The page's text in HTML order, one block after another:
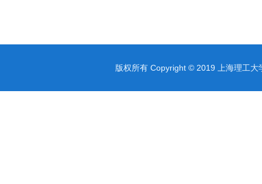
版权所有 Copyright © 2019 上海理工